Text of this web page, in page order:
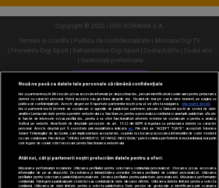
Copyright © 2026 / DIGI ROMANIA S.A.
Termeni si conditii
Politica de confidentialitate
Abonare Digi TV
Frecvente Digi Sport
Retransmisie Digi Sport Contact/Info
Codul etic
Gestionați preferințele
Versiune desktop
Nouă ne pasă ca datele tale personale să rămână confidențiale
Noi și partenerii noștri30stocăm și/sau accesăm informații pe dispozitivul dvs., precum identificatorii cookie unici pentru prelucrarea
datelor cu caracter personal. Puteți accepta sau gestiona alegerile dvs. făcând clic mai jos sau în orice moment, pe pagina cu
politica de confidențialitate. Aceste alegeri vor fi raportate partenerilor noștri și nu vă vor afecta navigarea.
Mai multe detalii
Noi si partenerii nostri (retelele de socializare si agentiile de publicitate partenere, precum si furnizorii nostri de servicii de date
analitice) prelucram date pentru a permite website-ului sa functioneze, pentru a personaliza continutul si anunturile publicitare afisate
in functie de interesele si/sau profilul dvs., pentru a va oferi functionalitati aferente retelelor de socializare si pentru a analiza
traficul pe website. Beneficiati de drepturile prevazute de art. 15-22 din GDPR in legatura cu prelucrarea datelor cu caracter
personal. Aceste drepturi pot fi exercitate prin modalitatea indicata aici. Prin click pe “ACCEPT TOATE”, acceptati folosirea
tuturor Tehnologiilor de tip Cookie, care implica inclusiv acceptul dvs. cu privire la stocarea/accesarea informatiilor de catre Vendor-ii
cu care colaboram. Prin click pe “VREAU SA MODIFIC SETARILE INDIVIDUAL” puteti schimba preferintele in mod individual, mai putin
cele legate de cookie strict necesare pentru functionarea website-ului.
Atât noi, cât și partenerii noștri prelucrăm datele pentru a oferi:
Măsurarea performanței reclamelor. Utilizarea profilurilor pentru selectarea conținutului personalizat. Stocarea și/sau accesarea
informațiilor de pe un dispozitiv. Dezvoltarea și îmbunătățirea serviciilor. Crearea profilurilor de conținut personalizat. Utilizarea
profilurilor pentru selectarea publicității personalizate. Crearea profilurilor pentru publicitate personalizată. Măsurarea performanței
conținutului. Înțelegerea publicului prin statistici sau combinații de date din surse diferite. Utilizarea datelor limitate pentru a selecta
conținutul. Utilizarea de date limitate pentru a selecta publicitatea. Date precise de geolocație și identificarea prin scanarea